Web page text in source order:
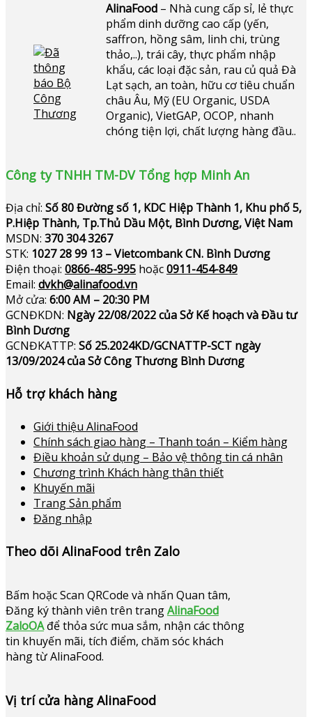
AlinaFood– Nhà cung cấp sỉ, lẻ thực
phẩm dinh dưỡng cao cấp (yến,
saffron, hồng sâm, linh chi, trùng
thảo,..), trái cây, thực phẩm nhập
khẩu, các loại đặc sản, rau củ quả Đà
Lạt sạch, an toàn, hữu cơ tiêu chuẩn
châu Âu, Mỹ (EU Organic, USDA
Organic), VietGAP, OCOP, nhanh
chóng tiện lợi, chất lượng hàng đầu..
Công ty TNHH TM-DV Tổng hợp Minh An
Địa chỉ: Số 80 Đường số 1, KDC Hiệp Thành 1, Khu phố 5,
P.Hiệp Thành, Tp.Thủ Dầu Một, Bình Dương, Việt Nam
MSDN: 370 304 3267
STK: 1027 28 99 13 – Vietcombank CN. Bình Dương
Điện thoại: 0866-485-995 hoặc0911-454-849
Email: dvkh@alinafood.vn
Mở cửa: 6:00 AM – 20:30 PM
GCNĐKDN: Ngày 22/08/2022 của Sở Kế hoạch và Đầu tư
Bình Dương
GCNĐKATTP: Số 25.2024KD/GCNATTP-SCT ngày
13/09/2024 của Sở Công Thương Bình Dương
Hỗ trợ khách hàng
Giới thiệu AlinaFood
Chính sách giao hàng – Thanh toán – Kiểm hàng
Điều khoản sử dụng – Bảo vệ thông tin cá nhân
Chương trình Khách hàng thân thiết
Khuyến mãi
Trang Sản phẩm
Đăng nhập
Theo dõi AlinaFood trên Zalo
Bấm hoặcScan QRCode và nhấn Quan tâm,
Đăng ký thành viên trên trangAlinaFood
ZaloOAđể thỏa sức mua sắm, nhận các thông
tin khuyến mãi, tích điểm, chăm sóc khách
hàng từ AlinaFood.
Vị trí cửa hàng AlinaFood